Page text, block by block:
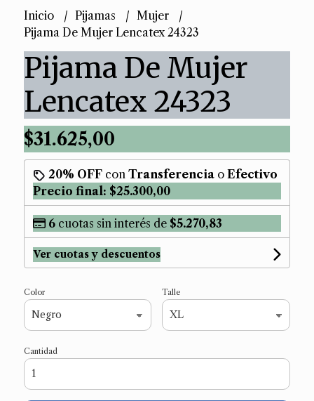
Inicio Pijamas
Mujer
Pijama De Mujer Lencatex 24323
Pijama De Mujer
Lencatex 24323
$31.625,00
20% OFFcon Transferenciao Efectivo
Precio final: $25.300,00
6cuotas sin interés de $5.270,83
Ver cuotas y descuentos
Color Talle
Cantidad